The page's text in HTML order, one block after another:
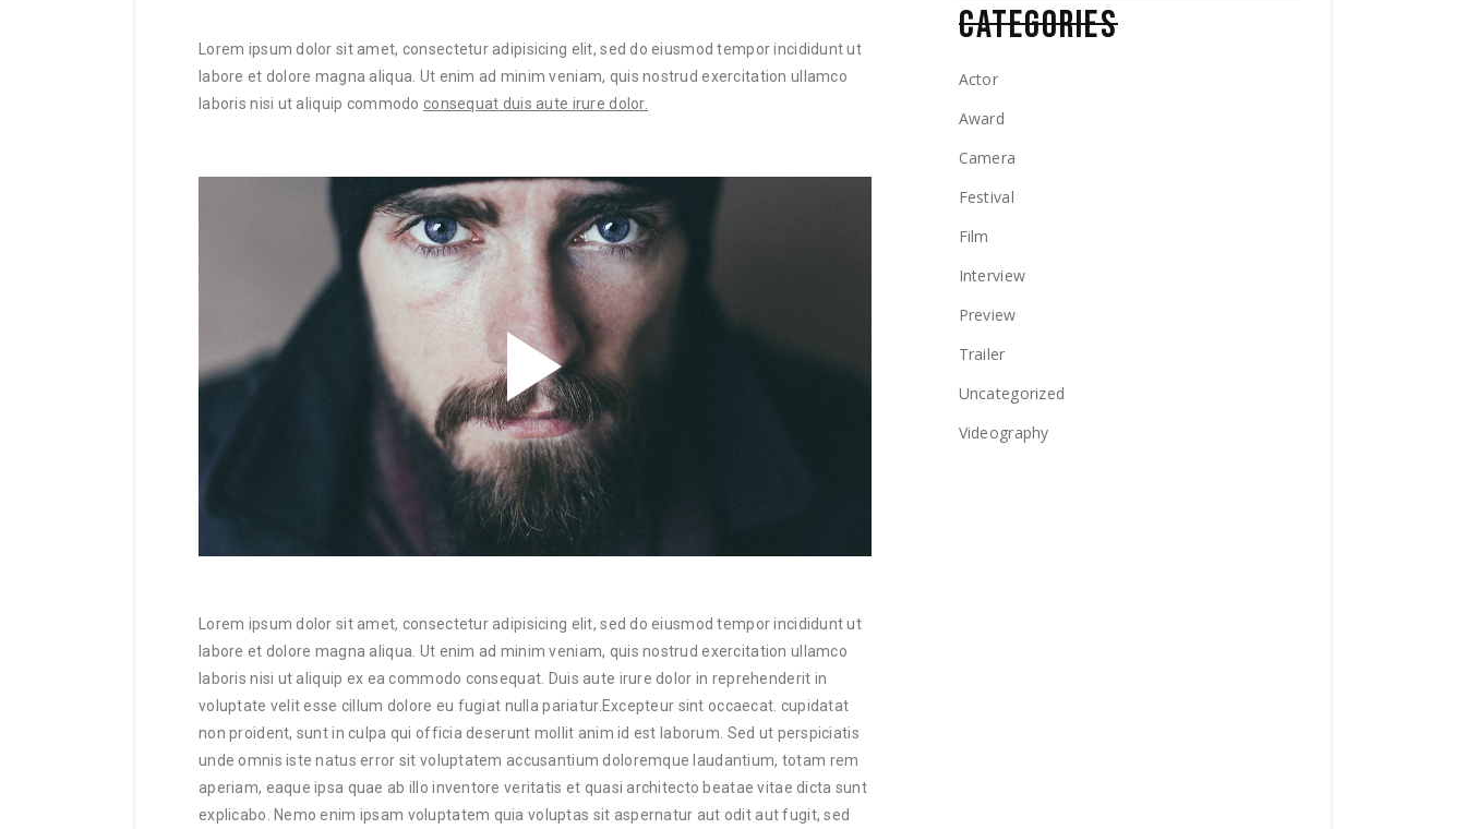
Lorem ipsum dolor sit amet, consectetur adipisicing elit, sed do eiusmod tempor incididunt ut
labore et dolore magna aliqua. Ut enim ad minim veniam, quis nostrud exercitation ullamco
laboris nisi ut aliquip commodo consequat duis aute irure dolor.
Lorem ipsum dolor sit amet, consectetur adipisicing elit, sed do eiusmod tempor incididunt ut
labore et dolore magna aliqua. Ut enim ad minim veniam, quis nostrud exercitation ullamco
laboris nisi ut aliquip ex ea commodo consequat. Duis aute irure dolor in reprehenderit in
voluptate velit esse cillum dolore eu fugiat nulla pariatur.Excepteur sint occaecat. cupidatat
non proident, sunt in culpa qui officia deserunt mollit anim id est laborum. Sed ut perspiciatis
unde omnis iste natus error sit voluptatem accusantium doloremque laudantium, totam rem
aperiam, eaque ipsa quae ab illo inventore veritatis et quasi architecto beatae vitae dicta sunt
explicabo. Nemo enim ipsam voluptatem quia voluptas sit aspernatur aut odit aut fugit, sed
CATEGORIES
Actor
Award
Camera
Festival
Film
Interview
Preview
Trailer
Uncategorized
Videography